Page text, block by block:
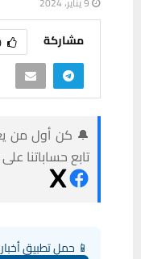
مشاركة
🔔 كن أول من
تابع حساباتنا
📱 حمل تطبيق